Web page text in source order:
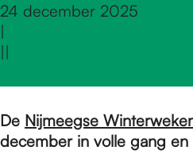
e
24 december 2025
|
||
De Nijmeegse
december in volle gang